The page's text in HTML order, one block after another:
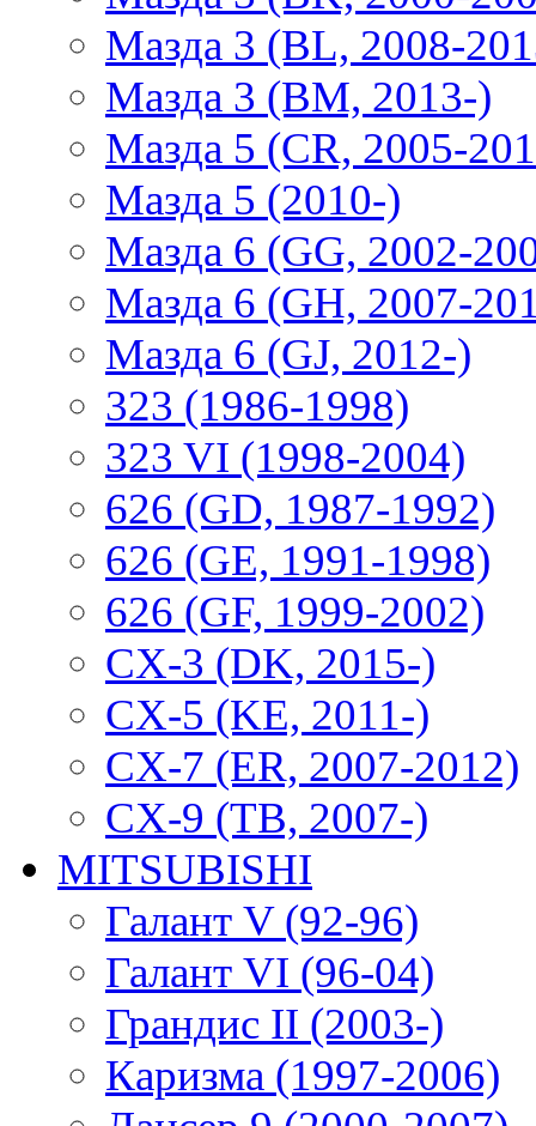
Мазда 3 (BL, 2008-
Мазда 3 (BM, 2013-)
Мазда 5 (CR, 2005-
Мазда 5 (2010-)
Мазда 6 (GG, 2002-
Мазда 6 (GH, 2007-
Мазда 6 (GJ, 2012-)
323 (1986-1998)
323 VI (1998-2004)
626 (GD, 1987-1992)
626 (GE, 1991-1998)
626 (GF, 1999-2002)
CX-3 (DK, 2015-)
CX-5 (KE, 2011-)
CX-7 (ER, 2007-2012)
CX-9 (TB, 2007-)
MITSUBISHI
Галант V (92-96)
Галант VI (96-04)
Грандис II (2003-)
Каризма (1997-2006)